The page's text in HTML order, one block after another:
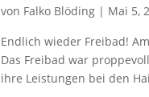
von Falko Blöding | Mai 5,
Endlich wieder Freibad!
Das Freibad war
ihre Leistungen bei den